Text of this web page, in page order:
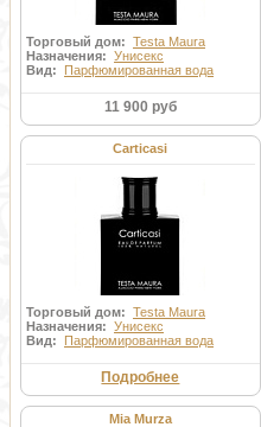
Торговый дом: Testa Maura
Назначения: Унисекс
Вид: Парфюмированная вода
11 900 руб
Carticasi
Торговый дом: Testa Maura
Назначения: Унисекс
Вид: Парфюмированная вода
Подробнее
Mia Murza